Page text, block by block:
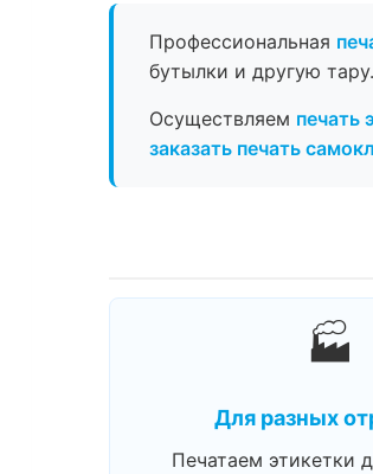
Профессиональная
бутылки и другую
Осуществляем печать
заказать печать
🏭
Для разных
Печатаем этикетки